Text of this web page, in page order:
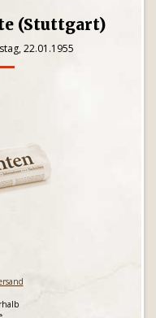
(Stuttgart)
22.01.1955